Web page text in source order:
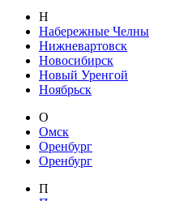
Н
Набережные Челны
Нижневартовск
Новосибирск
Новый Уренгой
Ноябрьск
О
Омск
Оренбург
Оренбург
П